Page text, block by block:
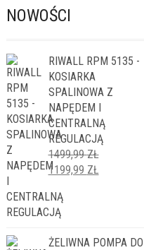
NOWOŚCI
RIWALL RPM 5135 -
KOSIARKA
SPALINOWA Z
NAPĘDEM I
CENTRALNĄ
REGULACJĄ
1499,99ZŁ
PIERWOTNA
WYNOSIŁA:
1499,99 ZŁ.
1199,99 ZŁAKTUALNA
ŻELIWNA POMPA DO